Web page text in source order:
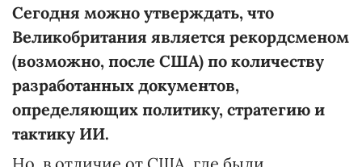
Сегодня можно утверждать, что
Великобритания является рекордсменом
(возможно, после США) по количеству
разработанных документов,
определяющих политику, стратегию и
тактику ИИ.